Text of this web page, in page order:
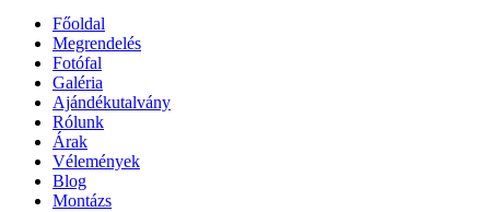
Főoldal
Megrendelés
Fotófal
Galéria
Ajándékutalvány
Rólunk
Árak
Vélemények
Blog
Montázs